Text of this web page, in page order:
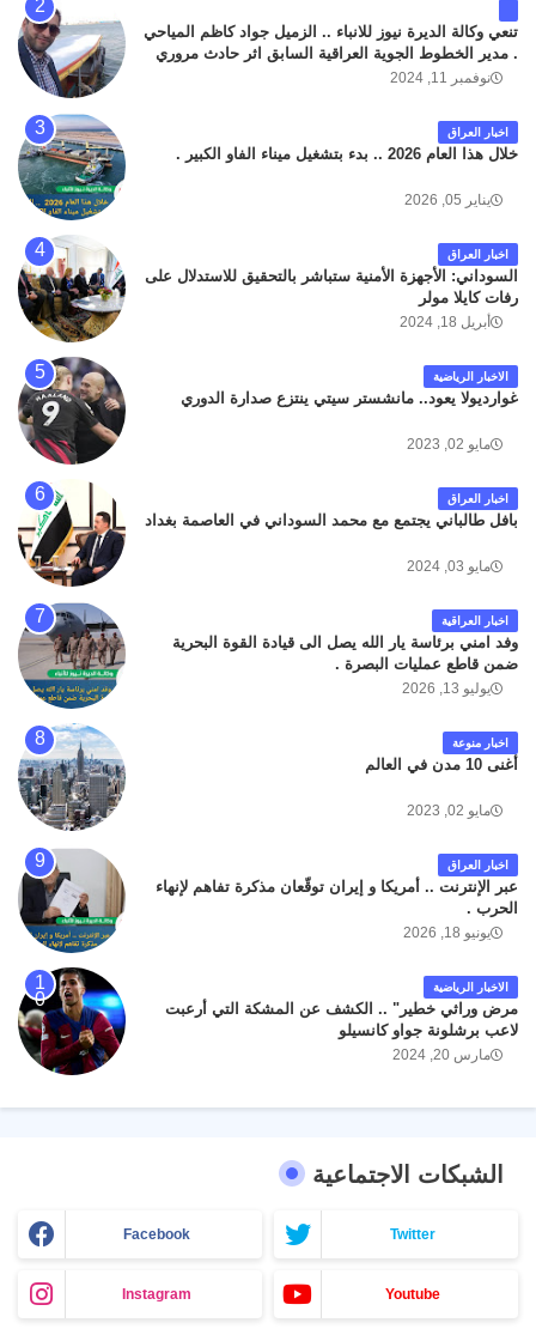
تنعي وكالة الديرة نيوز للانباء .. الزميل جواد كاظم المياحي
. مدير الخطوط الجوية العراقية السابق اثر حادث مروري
داخل مطار البصرة الدولي اليوم الاثنين على الطريق
كان سبب الحادث يعود لتصادم عجلته مع عجلة نوع كيا بنكو
تابعة لشركة الهلال الماسكة لإعمار مطار البصرة الدولي .
سائلين الله عز وجل ان يتغمد الفقيد بواسع رحمته ، و انا
نوفمبر 11, 2024
اخبار العراق
خلال هذا العام 2026 .. بدء بتشغيل ميناء الفاو الكبير .
يناير 05, 2026
اخبار العراق
السوداني: الأجهزة الأمنية ستباشر بالتحقيق للاستدلال على
رفات كايلا مولر
أبريل 18, 2024
الاخبار الرياضية
غوارديولا يعود.. مانشستر سيتي ينتزع صدارة الدوري
مايو 02, 2023
اخبار العراق
بافل طالباني يجتمع مع محمد السوداني في العاصمة بغداد
مايو 03, 2024
اخبار العراقية
وفد امني برئاسة يار الله يصل الى قيادة القوة البحرية
ضمن قاطع عمليات البصرة .
يوليو 13, 2026
اخبار منوعة
أغنى 10 مدن في العالم
مايو 02, 2023
اخبار العراق
عبر الإنترنت .. أمريكا و إيران توقّعان مذكرة تفاهم لإنهاء
الحرب .
يونيو 18, 2026
الاخبار الرياضية
مرض وراثي خطير" .. الكشف عن المشكة التي أرعبت
لاعب برشلونة جواو كانسيلو
مارس 20, 2024
الشبكات الاجتماعية
Facebook Twitter
Instagram Youtube